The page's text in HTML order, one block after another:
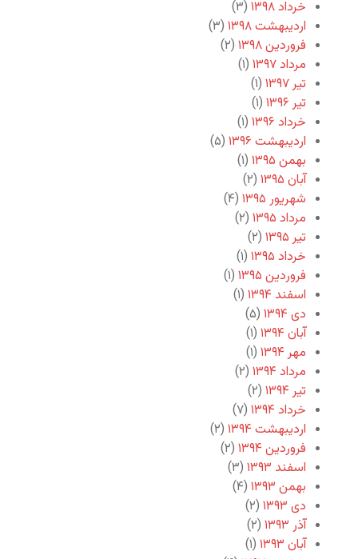
خرداد ۱۳۹۸
(۳)
اردیبهشت ۱۳۹۸
(۳)
فروردین ۱۳۹۸
(۲)
مرداد ۱۳۹۷
(۱)
تیر ۱۳۹۷
(۱)
تیر ۱۳۹۶
(۱)
خرداد ۱۳۹۶
(۱)
اردیبهشت ۱۳۹۶
(۵)
بهمن ۱۳۹۵
(۱)
آبان ۱۳۹۵
(۲)
شهریور ۱۳۹۵
(۴)
مرداد ۱۳۹۵
(۲)
تیر ۱۳۹۵
(۲)
خرداد ۱۳۹۵
(۱)
فروردین ۱۳۹۵
(۱)
اسفند ۱۳۹۴
(۱)
دی ۱۳۹۴
(۵)
آبان ۱۳۹۴
(۱)
مهر ۱۳۹۴
(۱)
مرداد ۱۳۹۴
(۲)
تیر ۱۳۹۴
(۲)
خرداد ۱۳۹۴
(۷)
اردیبهشت ۱۳۹۴
(۲)
فروردین ۱۳۹۴
(۲)
اسفند ۱۳۹۳
(۳)
بهمن ۱۳۹۳
(۴)
دی ۱۳۹۳
(۲)
آذر ۱۳۹۳
(۲)
آبان ۱۳۹۳
(۱)